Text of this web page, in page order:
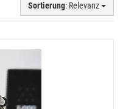
Sortierung: Relevanz